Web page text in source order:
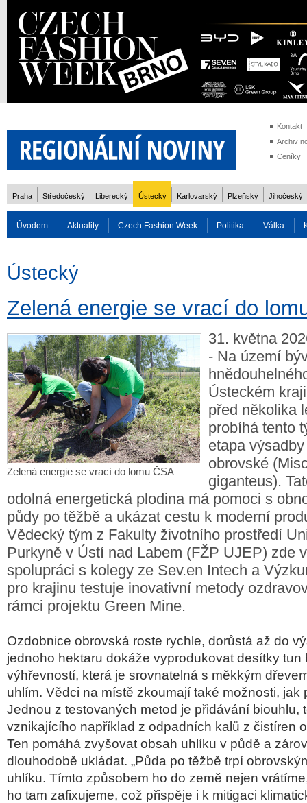
Kontakt
Archiv
Ceníky
Praha Středočeský Liberecký Ústecký Karlovarský Plzeňský Jihočeský
Úvodem Aktuality Czech Fashion Week Politika Válka
Ústecký
Zelená energie se vrací do
Zelená energie se vrací do lomu ČSA
31. května
- Na území
Ústeckém
před několika
probíhá tento
etapa
obrovské
giganteus).
odolná energetická plodina má pomoci s
půdy po těžbě a ukázat cestu k moderní
Vědecký tým z Fakulty životního prostředí
Purkyně v Ústí nad Labem (FŽP UJEP) zde
spolupráci s kolegy ze Sev.en Intech a
pro krajinu testuje inovativní metody
rámci projektu Green Mine.
Ozdobnice obrovská roste rychle, dorůstá až do
jednoho hektaru dokáže vyprodukovat desítky tun
výhřevností, která je srovnatelná s měkkým
uhlím. Vědci na místě zkoumají také možnosti, jak
Jednou z testovaných metod je přidávání biouhlu,
vznikajícího například z odpadních kalů z čistíren
Ten pomáhá zvyšovat obsah uhlíku v půdě a
dlouhodobě ukládat. „Půda po těžbě trpí
uhlíku. Tímto způsobem ho do země nejen
ho tam zafixujeme, což přispěje i k mitigaci